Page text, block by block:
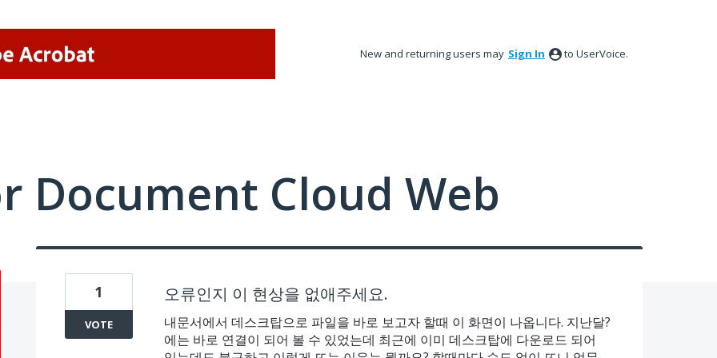
New and returning users may Sign In to UserVoice.
Document Cloud Web
오류인지 이 현상을 없애주세요.
내문서에서 데스크탑으로 파일을 바로 보고자 할때 이 화면이 나옵니다. 지난달?
에는 바로 연결이 되어 볼 수 있었는데 최근에 이미 데스크탑에 다운로드 되어
1
VOTE